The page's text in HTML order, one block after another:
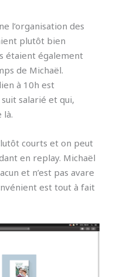
l’organisation des
plutôt bien
étaient également
de Michaël.
à 10h est
salarié et qui,
là.
courts et on peut
en replay. Michaël
et n’est pas avare
est tout à fait